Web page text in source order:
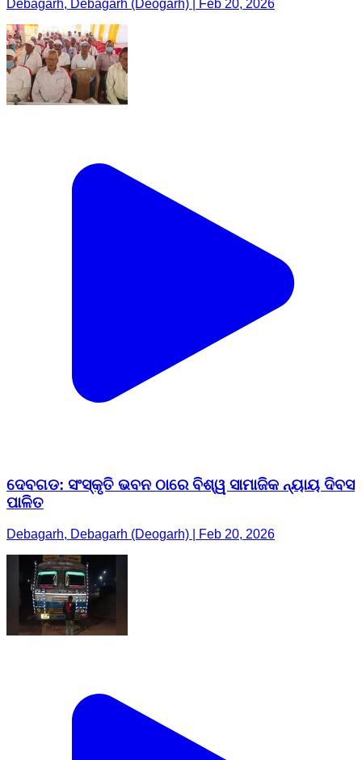
Debagarh, Debagarh (Deogarh) | Feb 20, 2026
ଦେବଗଡ: ସଂସ୍କୃତି ଭବନ ଠାରେ ବିଶ୍ୱ ସାମାଜିକ ନ୍ୟାୟ ଦିବସ
ପାଳିତ
Debagarh, Debagarh (Deogarh) | Feb 20, 2026